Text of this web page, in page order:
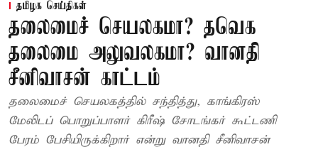
தமிழக செய்திகள்
தலைமைச் செயலகமா? தவெக
தலைமை அலுவலகமா? வானதி
சீனிவாசன் காட்டம்
தலைமைச் செயலகத்தில் சந்தித்து, காங்கிரஸ்
மேலிடப் பொறுப்பாளர் கிரீஷ் சோடங்கர் கூட்டணி
பேரம் பேசியிருக்கிறார் என்று வானதி சீனிவாசன்